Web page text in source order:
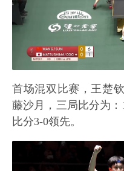
首场混双比赛，王楚
藤沙月，三局比分为：
比分3-0领先。